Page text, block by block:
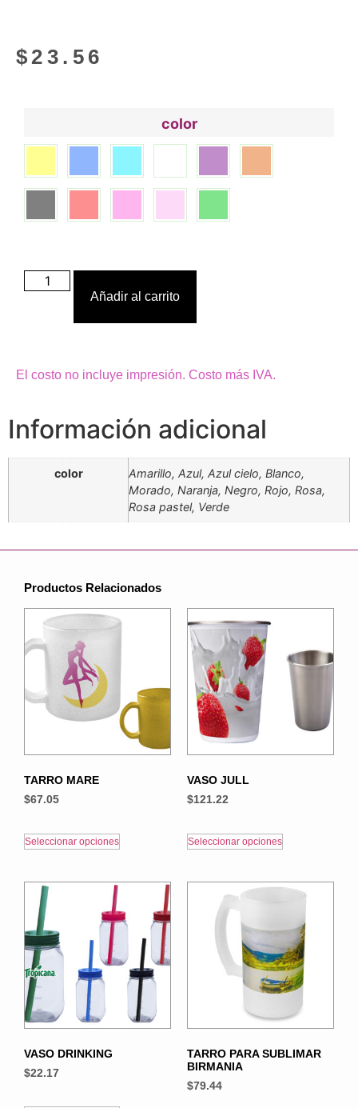
$ 23.56
color
Añadir al carrito
El costo no incluye impresión. Costo más IVA.
Información adicional
color
Amarillo, Azul, Azul cielo, Blanco,
Morado, Naranja, Negro, Rojo, Rosa,
Rosa pastel, Verde
Productos Relacionados
TARRO MARE
$67.05
Seleccionar opciones
VASO JULL
$121.22
Seleccionar opciones
VASO DRINKING
$22.17
TARRO PARA SUBLIMAR
BIRMANIA
$79.44